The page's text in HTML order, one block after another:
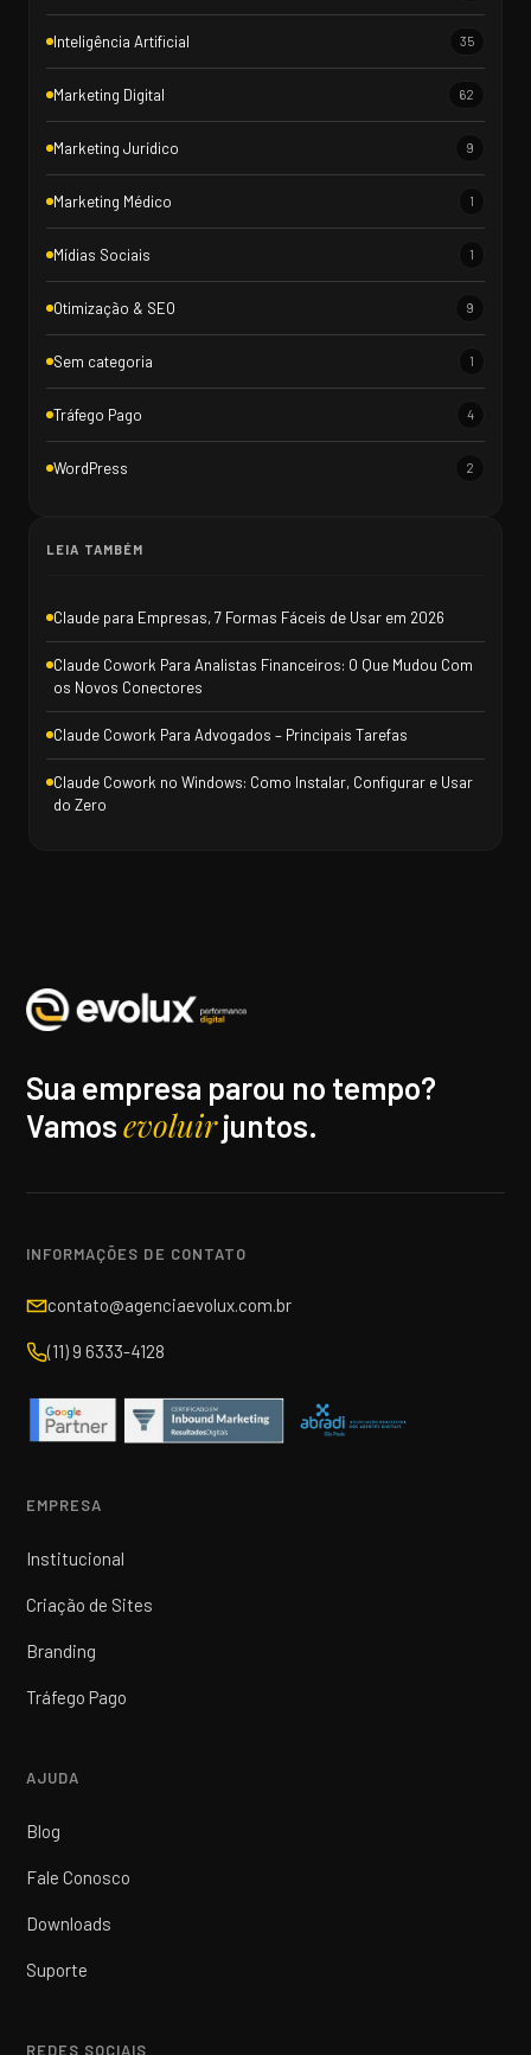
Inteligência Artificial 35
Marketing Digital 62
Marketing Jurídico 9
Marketing Médico 1
Mídias Sociais 1
Otimização & SEO 9
Sem categoria 1
Tráfego Pago 4
WordPress 2
LEIA TAMBÉM
Claude para Empresas, 7 Formas Fáceis de Usar em 2026
Claude Cowork Para Analistas Financeiros: O Que Mudou Com
os Novos Conectores
Claude Cowork Para Advogados – Principais Tarefas
Claude Cowork no Windows: Como Instalar, Configurar e Usar
do Zero
Sua empresa parou no tempo?
Vamosevoluirjuntos.
INFORMAÇÕES DE CONTATO
contato@agenciaevolux.com.br
(11) 9 6333-4128
EMPRESA
Institucional
Criação de Sites
Branding
Tráfego Pago
AJUDA
Blog
Fale Conosco
Downloads
Suporte
REDES SOCIAIS